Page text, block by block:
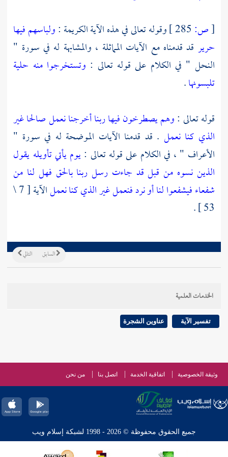
[ص: وقوله تعالى في هذه الآية الكريمة :ولباسهم فيها
حرير قد قدمناه مع الآيات المماثلة ، والمشابهة له في سورة "
النحل " في الكلام على قوله تعالى : وتستخرجوا منه حلية
تلبسونها.
قوله تعالى :وهم يصطرخون فيها ربنا أخرجنا نعمل صالحا غير
الذي كنا نعمل . قد قدمنا الآيات الموضحة له في سورة "
الأعراف " ، في الكلام على قوله تعالى :يوم يأتي تأويله يقول
الذين نسوه من قبل قد جاءت رسل ربنا بالحق فهل لنا من
شفعاء فيشفعوا لنا أو نرد فنعمل غير الذي كنا نعمل
الآية [ 7 \
53 ] .
التالي السابق
الخدمات العلمية
تفسير الآية عناوين الشجرة
وثيقة الخصوصية اتفاقية الخدمة اتصل بنا من نحن
جميع الحقوق محفوظة © 2026 - 1998 لشبكة إسلام ويب